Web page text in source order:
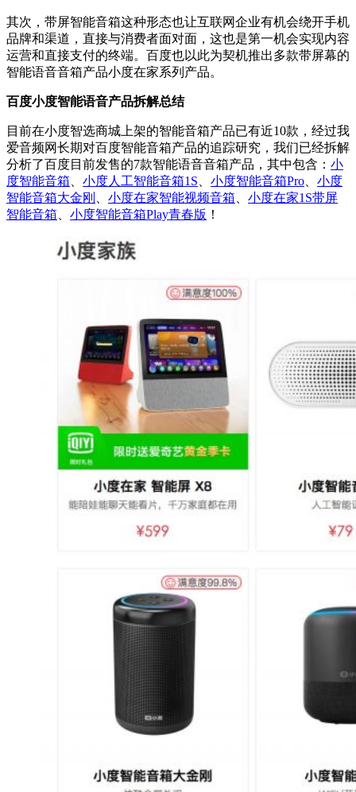
其次，带屏智能音箱这种形态也让互联网企业有机会绕开手机
品牌和渠道，直接与消费者面对面，这也是第一机会实现内容
运营和直接支付的终端。百度也以此为契机推出多款带屏幕的
智能语音音箱产品小度在家系列产品。
百度小度智能语音产品拆解总结
目前在小度智选商城上架的智能音箱产品已有近10款，经过我
爱音频网长期对百度智能音箱产品的追踪研究，我们已经拆解
分析了百度目前发售的7款智能语音音箱产品，其中包含： 小
度智能音箱
小度人工智能音箱1S 小度智能音箱Pro
小度
智能音箱大金刚
小度在家智能视频音箱
小度在家1S带屏
智能音箱
小度智能音箱Play青春版 ！